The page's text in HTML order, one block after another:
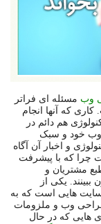
وب مسئله ای فراتر
که آنها انجام
هم دائم در
وب خود و سبک
و اخبار آن آگاه
چرا که با پیشرفت
مشتریان و
یکی از
سایت هایی است که به
طراحی وب و ملزومات
هایی که در حال